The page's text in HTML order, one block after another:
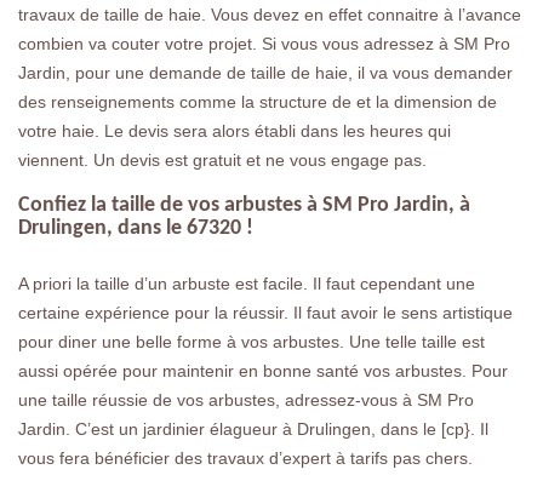
travaux de taille de haie. Vous devez en effet connaitre à l’avance
combien va couter votre projet. Si vous vous adressez à SM Pro
Jardin, pour une demande de taille de haie, il va vous demander
des renseignements comme la structure de et la dimension de
votre haie. Le devis sera alors établi dans les heures qui
viennent. Un devis est gratuit et ne vous engage pas.
Confiez la taille de vos arbustes à SM Pro Jardin, à
Drulingen, dans le 67320 !
A priori la taille d’un arbuste est facile. Il faut cependant une
certaine expérience pour la réussir. Il faut avoir le sens artistique
pour diner une belle forme à vos arbustes. Une telle taille est
aussi opérée pour maintenir en bonne santé vos arbustes. Pour
une taille réussie de vos arbustes, adressez-vous à SM Pro
Jardin. C’est un jardinier élagueur à Drulingen, dans le [cp}. Il
vous fera bénéficier des travaux d’expert à tarifs pas chers.